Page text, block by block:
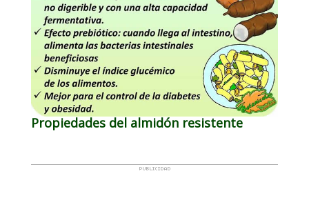
Propiedades del almidón resistente